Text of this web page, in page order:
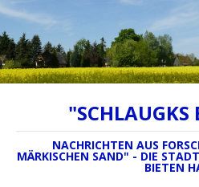
"SCHLAUGKS
NACHRICHTEN AUS
MÄRKISCHEN SAND" - DIE
BIETEN